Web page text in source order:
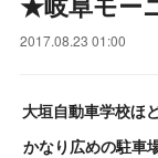
2017.08.23 01:00
大垣自動車学校ほ
かなり広めの駐車